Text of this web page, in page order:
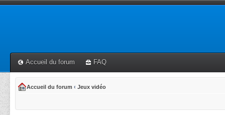
Accueil du forum FAQ
Accueil du forum ‹ Jeux vidéo